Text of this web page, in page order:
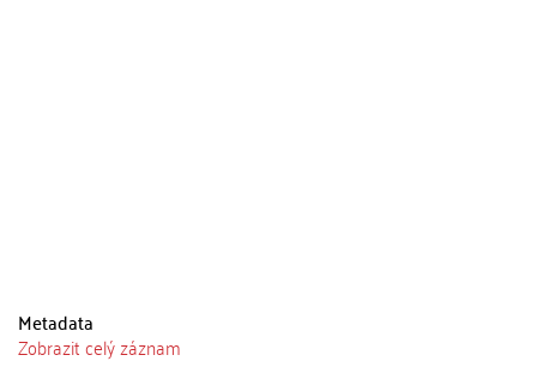
Metadata
Zobrazit celý záznam